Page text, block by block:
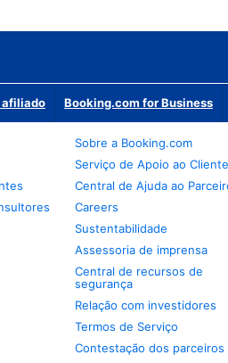
afiliado Booking.com for Business
Sobre a Booking.com
Serviço de Apoio ao Cliente
Central de Ajuda ao
Careers
Sustentabilidade
Assessoria de imprensa
Central de recursos de
segurança
Relação com investidores
Termos de Serviço
Contestação dos parceiros